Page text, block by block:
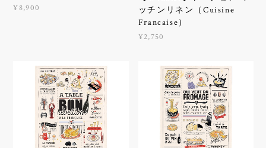
¥8,900
ッチンリネン（Cuisine
Francaise）
¥2,750